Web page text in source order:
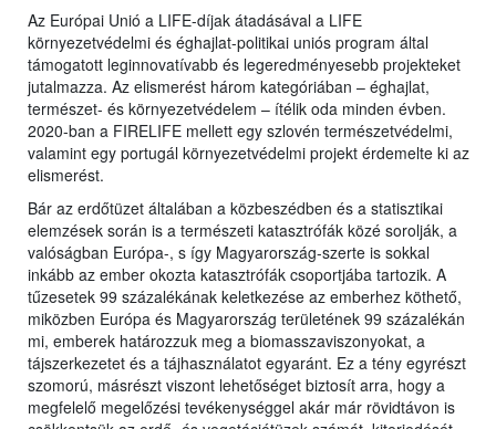
Az Európai Unió a LIFE-díjak átadásával a LIFE
környezetvédelmi és éghajlat-politikai uniós program által
támogatott leginnovatívabb és legeredményesebb projekteket
jutalmazza. Az elismerést három kategóriában – éghajlat,
természet- és környezetvédelem – ítélik oda minden évben.
2020-ban a FIRELIFE mellett egy szlovén természetvédelmi,
valamint egy portugál környezetvédelmi projekt érdemelte ki az
elismerést.
Bár az erdőtüzet általában a közbeszédben és a statisztikai
elemzések során is a természeti katasztrófák közé sorolják, a
valóságban Európa-, s így Magyarország-szerte is sokkal
inkább az ember okozta katasztrófák csoportjába tartozik. A
tűzesetek 99 százalékának keletkezése az emberhez köthető,
miközben Európa és Magyarország területének 99 százalékán
mi, emberek határozzuk meg a biomasszaviszonyokat, a
tájszerkezetet és a tájhasználatot egyaránt. Ez a tény egyrészt
szomorú, másrészt viszont lehetőséget biztosít arra, hogy a
megfelelő megelőzési tevékenységgel akár már rövidtávon is